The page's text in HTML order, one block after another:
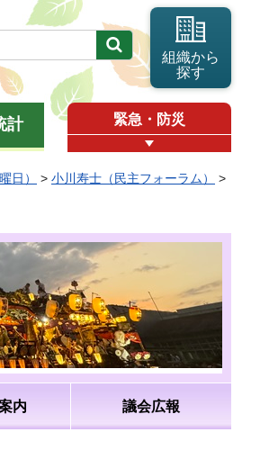
組織から
探す
計 緊急・防災
日） > 小川寿士（民主フォーラム）
>
内 議会広報